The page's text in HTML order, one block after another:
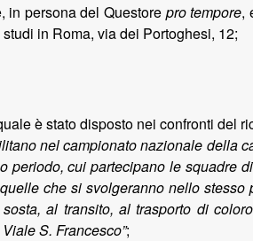
in persona del Questore pro tempore,
in Roma, via dei Portoghesi, 12;
è stato disposto nei confronti del
nel campionato nazionale della
periodo, cui partecipano le squadre
che si svolgeranno nello stesso
al transito, al trasporto di
S. Francesco”;